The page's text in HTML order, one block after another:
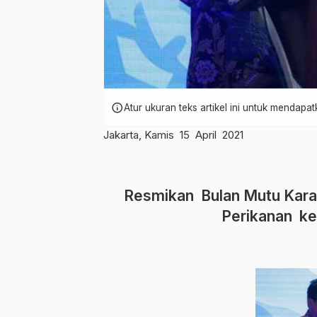
infoAtur ukuran teks artikel ini untuk
Jakarta, Kamis 15 April 2021
Resmikan Bulan Mutu
Perikanan